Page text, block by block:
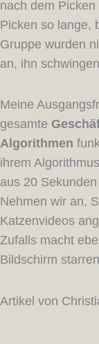
nach dem
Picken so lange,
Gruppe wurden
an, ihn
Meine
gesamte
Algorithmen
ihrem
aus 20
Nehmen wir an,
Katzenvideos
Zufalls macht
Bildschirm
Artikel von